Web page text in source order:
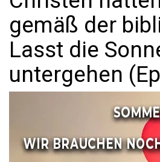
gemäß der
Lasst die
untergehen